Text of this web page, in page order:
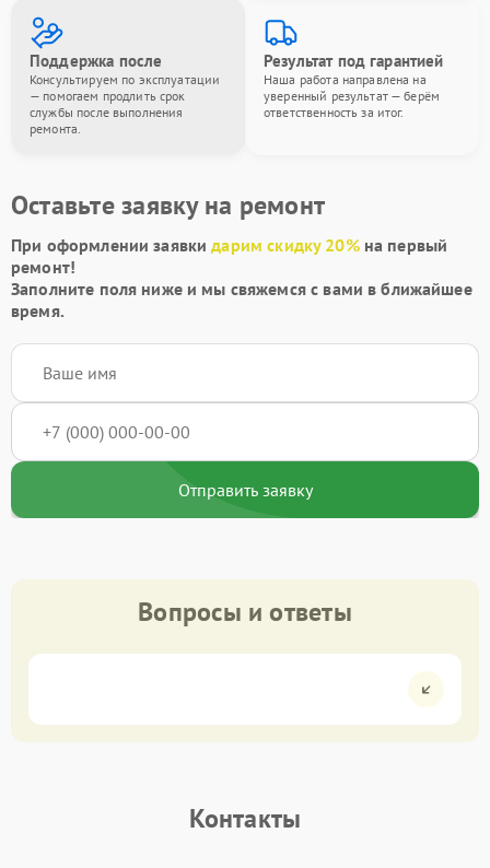
Поддержка после
Консультируем по эксплуатации
— помогаем продлить срок
службы после выполнения
ремонта.
Результат под гарантией
Наша работа направлена на
уверенный результат — берём
ответственность за итог.
Оставьте заявку на ремонт
При оформлении заявкидарим скидку 20%на первый
ремонт!
Заполните поля ниже и мы свяжемся с вами в ближайшее
время.
Отправить заявку
Вопросы и ответы
Контакты